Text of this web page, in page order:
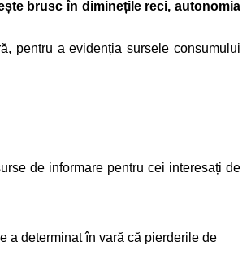
brusc în diminețile reci, autonomia
pentru a evidenția sursele consumului
de informare pentru cei interesați de
a determinat în vară că pierderile de